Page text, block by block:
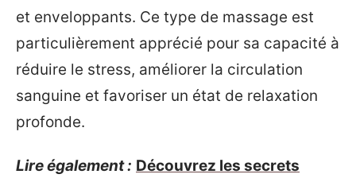
et enveloppants. Ce type de massage est
particulièrement apprécié pour sa capacité à
réduire le stress, améliorer la circulation
sanguine et favoriser un état de relaxation
profonde.
Lire également : Découvrez les secrets